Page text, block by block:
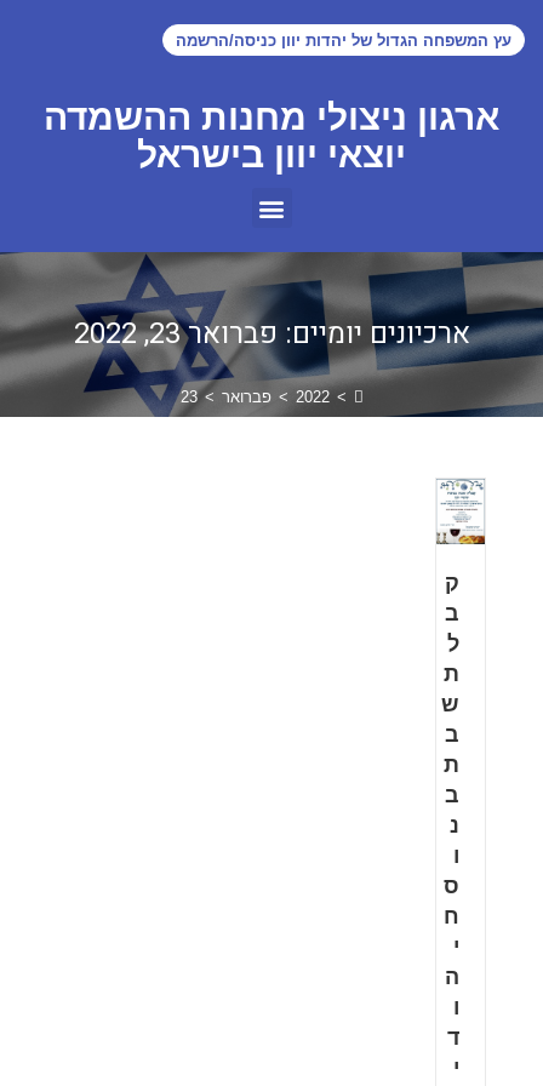
עץ המשפחה הגדול של יהדות יוון כניסה/הרשמה
ארגון ניצולי מחנות ההשמדה
יוצאי יוון בישראל
ארכיונים יומיים: פברואר 23, 2022
>
2022
> פברואר >
23
ק
ב
ל
ת
ש
ב
ת
ב
נ
ו
ס
ח
י
ה
ו
ד
י